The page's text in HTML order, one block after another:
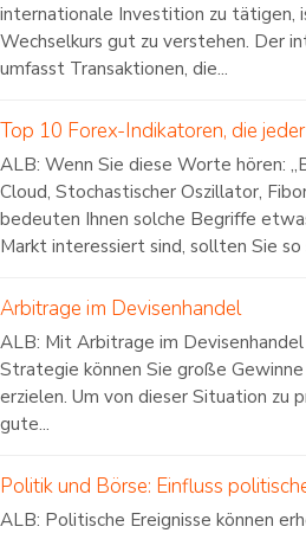
internationale Investition zu tätigen,
Wechselkurs gut zu verstehen. Der
umfasst Transaktionen, die...
Top 10 Forex-Indikatoren, die
ALB: Wenn Sie diese Worte hören:
Cloud, Stochastischer Oszillator,
bedeuten Ihnen solche Begriffe
Markt interessiert sind, sollten Sie so
Arbitrage im Devisenhandel
ALB: Mit Arbitrage im
Strategie können Sie große
erzielen. Um von dieser Situation zu
gute...
Politik und Börse: Einfluss
ALB: Politische Ereignisse können